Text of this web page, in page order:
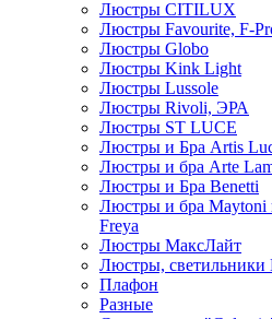
Люстры CITILUX
Люстры Favourite, F-
Люстры Globo
Люстры Kink Light
Люстры Lussole
Люстры Rivoli, ЭРА
Люстры ST LUCE
Люстры и Бра Artis
Люстры и бра Arte
Люстры и Бра Benetti
Люстры и бра Maytoni
Freya
Люстры МаксЛайт
Люстры, светильники
Плафон
Разные